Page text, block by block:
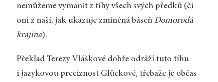
nemůžeme vymanit z tíhy všech svých předků (či
oni z naší, jak ukazuje zmíněná báseň Domorodá
krajina).
Překlad Terezy Vláškové dobře odráží tuto tíhu
i jazykovou preciznost Glückové, třebaže je občas